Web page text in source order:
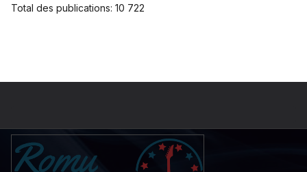
Total des publications: 10 722